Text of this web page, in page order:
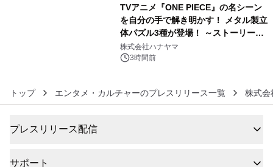
TVアニメ『ONE PIECE』の名シーン
を自分の手で解き明かす！ メタル製立
体パズル3種が登場！ ～ストーリーと
ギミックが融合した 大人の体験型パズ
ルが8月7日(金)12時より先行予約受付
株式会社ハナヤマ
3時間前
トップ エンタメ・カルチャーのプレスリリース一覧 株式会
プレスリリース配信
サポート